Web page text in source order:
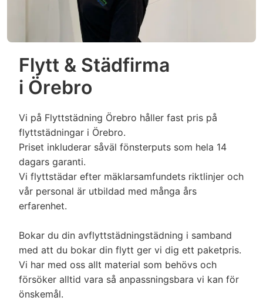
timdebitering läggas till för färdigställande av
avfrostning)
Kamin / Öppen spis
✔Dammsugning av aska.
✔ In & utvändig våttorkning.
✔Glas i luckan rengörs.
Möbler
✔ Dammsugning av soffa/säng.
✔(Obs! Vi tillhandahåller ej några
specialverktyg eller maskin för möbel/matt
rengöring eller liknande.)
avfläckning av väggar ingår i kök samt
väggar i badrum ingår).
✔Skurning av golv då de är väldigt smutsiga
(utöver dammsugning och våttorkning).
✔Specifik fogrengöring mellan kakel.
Normal avtorkning/enklare rengöring med
(Missfärgning av fogar kan ha uppstått om
detta inte underhållits under tiden du bott i
bostaden, detta går inte bort vid normal
rengöring.)
✔ Urkoppling av lampor, armaturer,
tvättmaskin, diskmaskin med mera.
inredning eller liknande för att komma åt att
städa.
(Även flytt av spis, badkar kyl/frys &
tvättmaskin/torktummlare, då vi inte vill
riskera skador).
Flytt & Städfirma
i Örebro
Vi på Flyttstädning Örebro håller fast pris på
flyttstädningar i Örebro.
Priset inkluderar såväl fönsterputs som hela 14
dagars garanti.
Vi flyttstädar efter mäklarsamfundets riktlinjer och
vår personal är utbildad med många års
erfarenhet.
Bokar du din avflyttstädningstädning i samband
med att du bokar din flytt ger vi dig ett paketpris.
Vi har med oss allt material som behövs och
försöker alltid vara så anpassningsbara vi kan för
önskemål.